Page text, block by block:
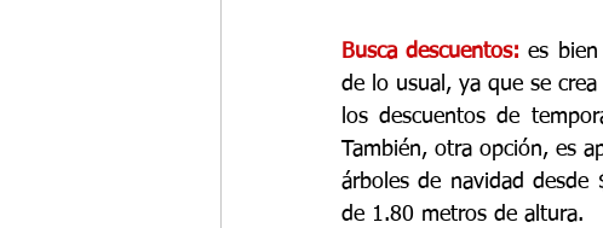
Busca descuentos: es
de lo usual, ya que se
los descuentos de
También, otra opción, es
árboles de navidad
de 1.80 metros de altura.